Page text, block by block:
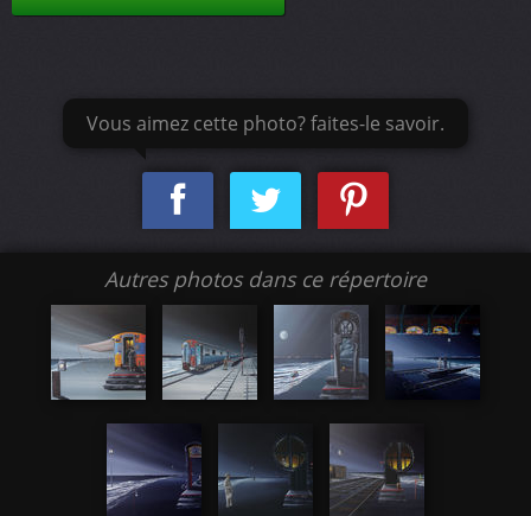
Vous aimez cette photo? faites-le savoir.
Autres photos dans ce répertoire